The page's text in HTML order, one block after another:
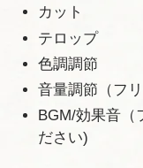
カット
テロップ
色調調節
音量調節（フリ
BGM/効果音（
ださい)